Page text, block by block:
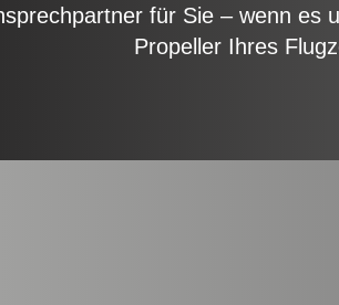
für Sie – wenn es
Propeller Ihres